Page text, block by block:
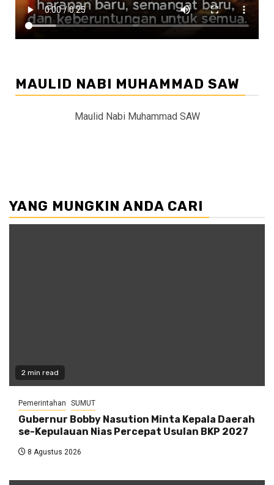
MAULID NABI MUHAMMAD SAW
Maulid Nabi Muhammad SAW
YANG MUNGKIN ANDA CARI
2 min read
Pemerintahan SUMUT
Gubernur Bobby Nasution Minta Kepala Daerah
se-Kepulauan Nias Percepat Usulan BKP 2027
8 Agustus 2026